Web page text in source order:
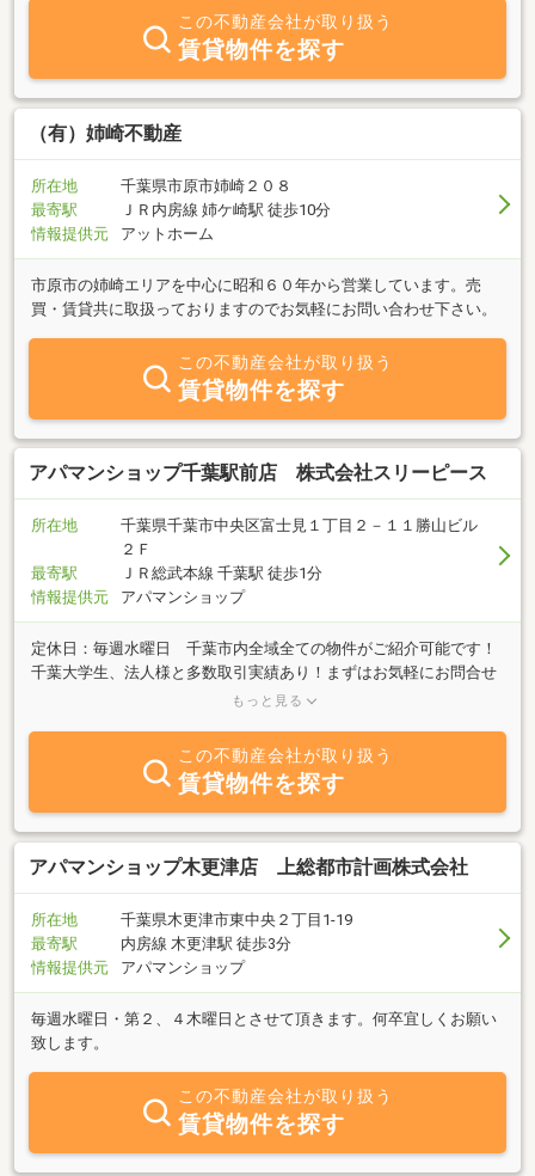
産を多数ご用意して、お客様をお待ちしております！物件や周辺環
境はもちろん、資金計画のお見積りや税金面でのアドバイス、住宅
ローンのご相談もお任せ下さい。迅速な買取対応！査定無料です。
お子様連れで安心してお越しください。現在HP制作中
この不動産会社が取り扱う
賃貸物件を探す
（有）姉崎不動産
所在地
千葉県市原市姉崎２０８
最寄駅
ＪＲ内房線 姉ケ崎駅 徒歩10分
情報提供元
アットホーム
市原市の姉崎エリアを中心に昭和６０年から営業しています。売
買・賃貸共に取扱っておりますのでお気軽にお問い合わせ下さい。
この不動産会社が取り扱う
賃貸物件を探す
アパマンショップ千葉駅前店 株式会社スリーピース
所在地
千葉県千葉市中央区富士見１丁目２－１１勝山ビル
２Ｆ
最寄駅
ＪＲ総武本線 千葉駅 徒歩1分
情報提供元
アパマンショップ
定休日：毎週水曜日 千葉市内全域全ての物件がご紹介可能です！
千葉大学生、法人様と多数取引実績あり！まずはお気軽にお問合せ
下さい♪ 千葉市内全域全ての物件がご紹介可能です！千葉大学生、
もっと見る
この不動産会社が取り扱う
賃貸物件を探す
アパマンショップ木更津店 上総都市計画株式会社
所在地
千葉県木更津市東中央２丁目1-19
最寄駅
内房線 木更津駅 徒歩3分
情報提供元
アパマンショップ
毎週水曜日・第２、４木曜日とさせて頂きます。何卒宜しくお願い
致します。
この不動産会社が取り扱う
賃貸物件を探す